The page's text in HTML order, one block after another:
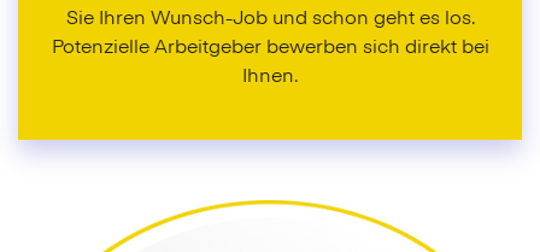
Sie Ihren Wunsch-Job und schon geht es los.
Potenzielle Arbeitgeber bewerben sich direkt bei
Ihnen.